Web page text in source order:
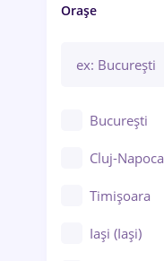
Orașe
București
Cluj-Napoca
Timișoara
Iași (Iași)